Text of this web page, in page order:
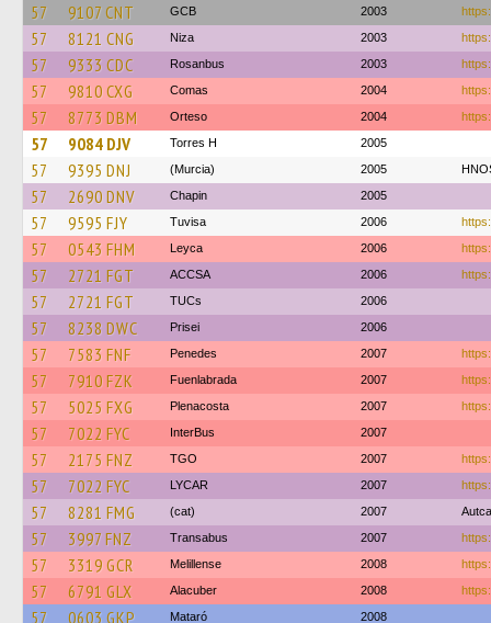
57 9107 CNT GCB 2003
57 8121 CNG Niza 2003
57 9333 CDC Rosanbus 2003
57 9810 CXG Comas 2004
57 8773 DBM Orteso 2004
57 9084 DJV Torres H 2005
57 9395 DNJ (Murcia) 2005
57 2690 DNV Chapin 2005
57 9595 FJY Tuvisa 2006
57 0543 FHM Leyca 2006
57 2721 FGT ACCSA 2006
57 2721 FGT TUCs 2006
57 8238 DWC Prisei 2006
57 7583 FNF Penedes 2007
57 7910 FZK Fuenlabrada 2007
57 5025 FXG Plenacosta 2007
57 7022 FYC InterBus 2007
57 2175 FNZ TGO 2007
57 7022 FYC LYCAR 2007
57 8281 FMG (cat) 2007
57 3997 FNZ Transabus 2007
57 3319 GCR Melillense 2008
57 6791 GLX Alacuber 2008
57 0603 GKP Mataró 2008